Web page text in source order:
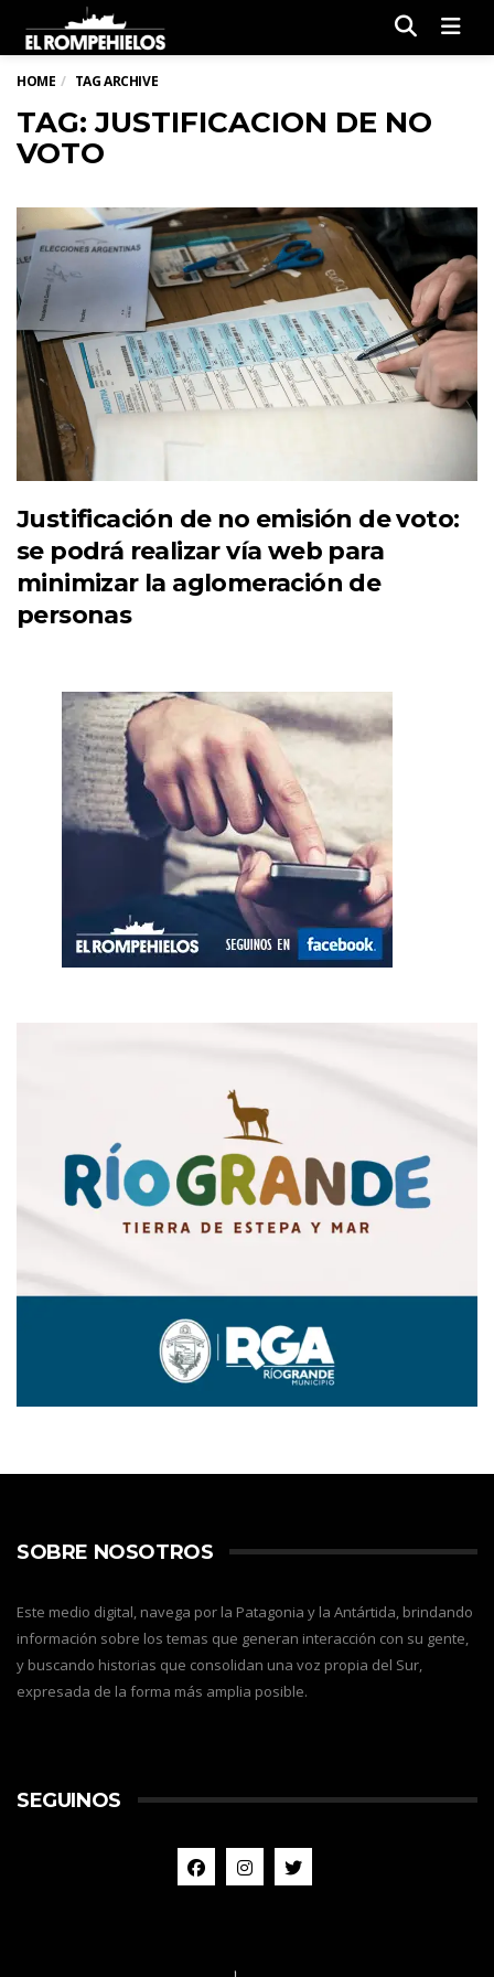
HOME TAG ARCHIVE
TAG: JUSTIFICACION DE NO
VOTO
Justificación de no emisión de voto:
se podrá realizar vía web para
minimizar la aglomeración de
personas
SOBRE NOSOTROS
Este medio digital, navega por la Patagonia y la Antártida, brindando
información sobre los temas que generan interacción con su gente,
y buscando historias que consolidan una voz propia del Sur,
expresada de la forma más amplia posible.
SEGUINOS